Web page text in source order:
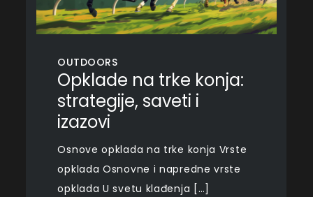
OUTDOORS
Opklade na trke konja:
strategije, saveti i
izazovi
Osnove opklada na trke konja Vrste
opklada Osnovne i napredne vrste
opklada U svetu klađenja […]